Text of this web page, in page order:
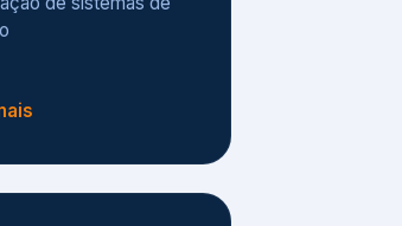
e
de Dados